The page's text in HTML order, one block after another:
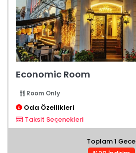
Economic Room
Room Only
Oda Özellikleri
Taksit Seçenekleri
Toplam 1 Gece